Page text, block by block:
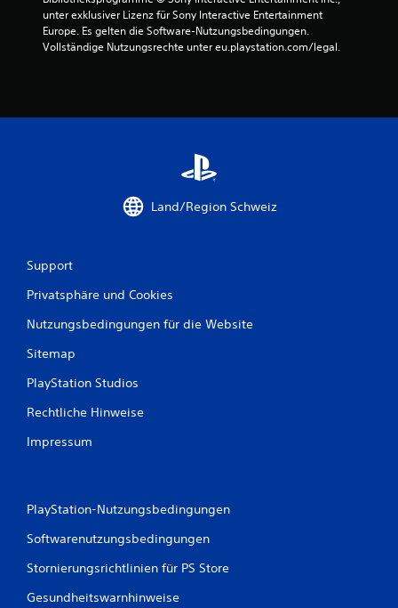
a
u
unter exklusiver Lizenz für Sony Interactive Entertainment
Europe. Es gelten die Software-Nutzungsbedingungen.
Vollständige Nutzungsrechte unter eu.playstation.com/legal.
Land/Region Schweiz
Support
Privatsphäre und Cookies
Nutzungsbedingungen für die Website
Sitemap
PlayStation Studios
Rechtliche Hinweise
Impressum
PlayStation-Nutzungsbedingungen
Softwarenutzungsbedingungen
Stornierungsrichtlinien für PS Store
Gesundheitswarnhinweise